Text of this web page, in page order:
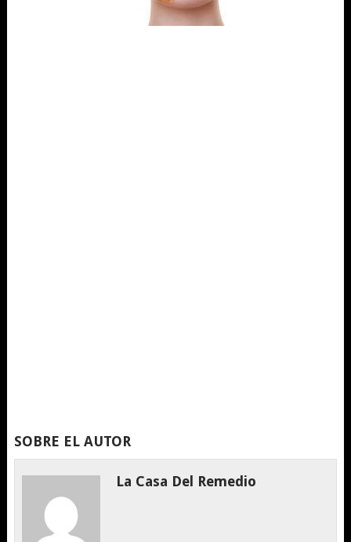
SOBRE EL AUTOR
La Casa Del Remedio